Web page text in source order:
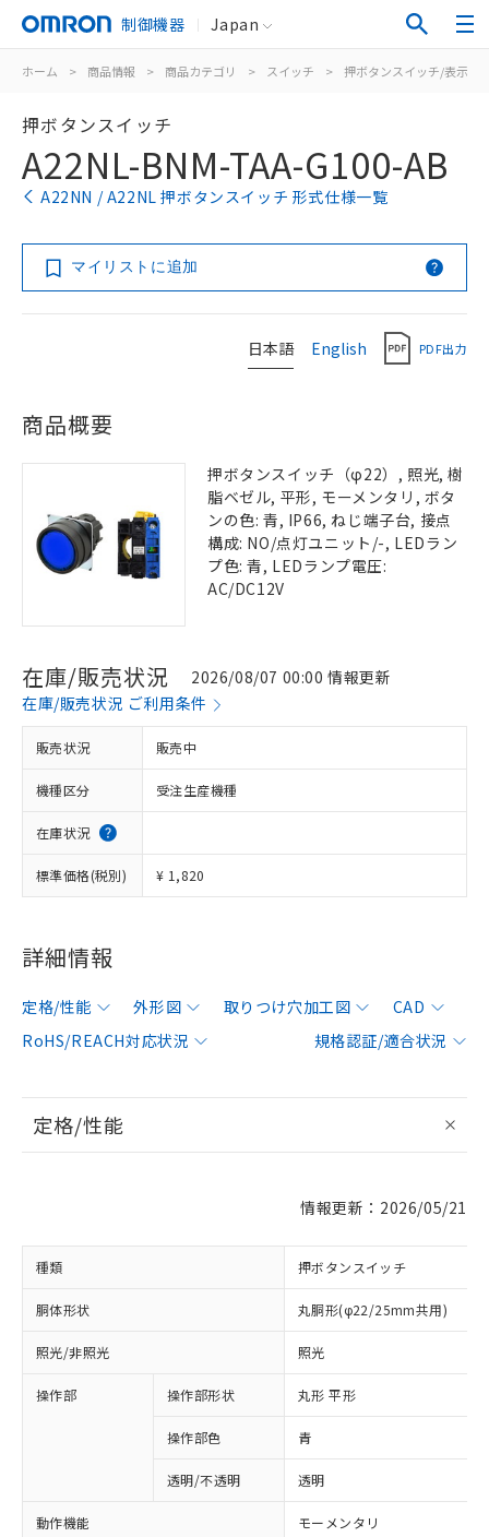
制御機器 Japan
ホーム > 商品情報 > 商品カテゴリ > スイッチ > 押ボタンスイッチ/表示灯
押ボタンスイッチ
A22NL-BNM-TAA-G100-AB
A22NN / A22NL 押ボタンスイッチ 形式仕様一覧
マイリストに追加
日本語 English PDF出力
商品概要
押ボタンスイッチ（φ22）, 照光, 樹
脂ベゼル, 平形, モーメンタリ, ボタ
ンの色: 青, IP66, ねじ端子台, 接点
構成: NO/点灯ユニット/-, LEDラン
プ色: 青, LEDランプ電圧:
AC/DC12V
在庫/販売状況
2026/08/07 00:00 情報更新
在庫/販売状況 ご利用条件
販売状況 販売中
機種区分 受注生産機種
在庫状況
標準価格(税別) ¥ 1,820
詳細情報
定格/性能 外形図 取りつけ穴加工図
CAD
RoHS/REACH対応状況
規格認証/適合状況
定格/性能
情報更新：2026/05/21
種類 押ボタンスイッチ
胴体形状 丸胴形(φ22/25mm共用)
照光/非照光 照光
操作部 操作部形状 丸形 平形
操作部色 青
透明/不透明 透明
動作機能 モーメンタリ